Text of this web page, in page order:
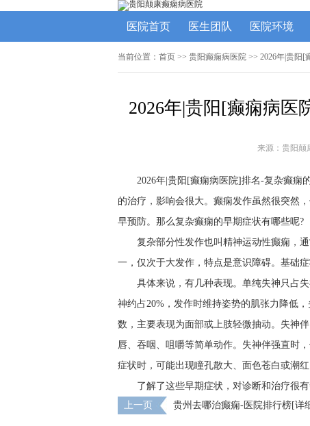
医院首页 医生团队 医院环境
当前位置： 首页 >> 贵阳癫痫病医院 >> 2026年|贵阳[
2026年|贵阳[癫痫病医
来源：贵阳颠
2026年|贵阳[癫痫病医院]排名-复杂癫痫
的治疗，影响会很大。癫痫发作虽然很突然
早预防。那么复杂癫痫的早期症状有哪些呢?
复杂部分性发作也叫精神运动性癫痫，
一，仅次于大发作，特点是意识障碍。基础
具体来说，有几种表现。单纯失神只占
神约占20%，发作时维持姿势的肌张力降低
数，主要表现为面部或上肢轻微抽动。失神
唇、吞咽、咀嚼等简单动作。失神伴强直时
症状时，可能出现瞳孔散大、面色苍白或潮红
了解了这些早期症状，对诊断和治疗很
上一页
贵州去哪治癫痫-医院排行榜[详